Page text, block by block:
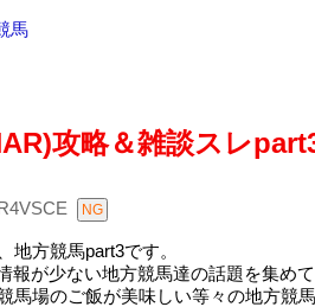
馬
攻略＆雑談スレ
地方競馬part3です。
が少ない地方競馬達の話題を集めて
馬場のご飯が美味しい等々の地方競